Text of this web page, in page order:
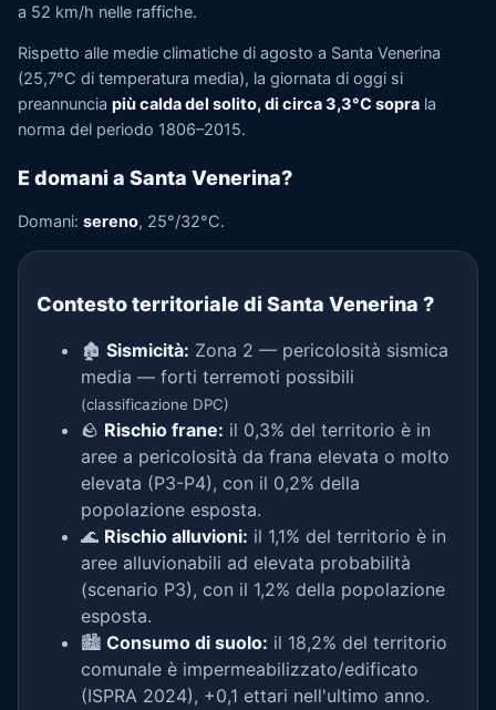
a 52 km/h nelle raffiche.
Rispetto alle medie climatiche di agosto a Santa Venerina
(25,7°C di temperatura media), la giornata di oggi si
preannuncia più calda del solito, di circa 3,3°C sopra la
norma del periodo 1806–2015.
E domani a Santa Venerina?
Domani: sereno, 25°/32°C.
Contesto territoriale di Santa Venerina ?
🏚️ Sismicità: Zona 2 — pericolosità sismica
media — forti terremoti possibili
(classificazione DPC)
🪨 Rischio frane: il 0,3% del territorio è in
aree a pericolosità da frana elevata o molto
elevata (P3-P4), con il 0,2% della
popolazione esposta.
🌊 Rischio alluvioni: il 1,1% del territorio è in
aree alluvionabili ad elevata probabilità
(scenario P3), con il 1,2% della popolazione
esposta.
🏙️ Consumo di suolo: il 18,2% del territorio
comunale è impermeabilizzato/edificato
(ISPRA 2024), +0,1 ettari nell'ultimo anno.